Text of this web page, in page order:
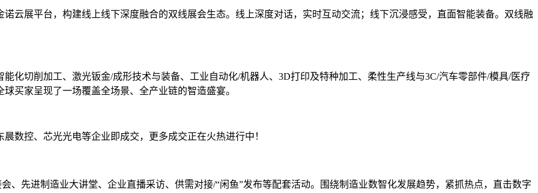
云展平台，构建线上线下深度融合的双线展会生态。线上深度对话，实时互动交流；线下沉浸感受，直面智能装备。双线融
化切削加工、激光钣金/成形技术与装备、工业自动化/机器人、3D打印及特种加工、柔性生产线与3C/汽车零部件/模具/医疗
买家呈现了一场覆盖全场景、全产业链的智造盛宴。
数控、芯光光电等企业即成交，更多成交正在火热进行中！
、先进制造业大讲堂、企业直播采访、供需对接/“闲鱼”发布等配套活动。围绕制造业数智化发展趋势，紧抓热点，直击数字